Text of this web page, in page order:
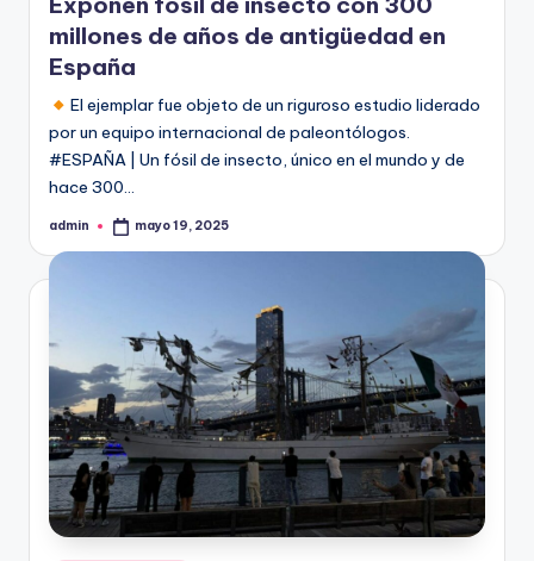
millones de años de antigüedad en
España
El ejemplar fue objeto de un riguroso estudio liderado
por un equipo internacional de paleontólogos.
#ESPAÑA | Un fósil de insecto, único en el mundo y de
hace 300…
Publicado
admin mayo 19, 2025